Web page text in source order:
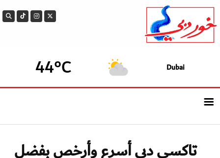
Dubai
44°C
الرئيسيــة
تاكسي دبي أسرع وأرخص بفضل